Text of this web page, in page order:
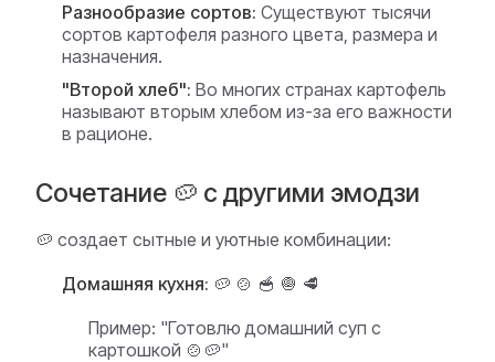
Разнообразие сортов: Существуют тысячи
сортов картофеля разного цвета, размера и
назначения.
"Второй хлеб": Во многих странах картофель
называют вторым хлебом из-за его важности
в рационе.
Сочетание 🥔 с другими эмодзи
🥔 создает сытные и уютные комбинации:
Домашняя кухня: 🥔 🍲 🥣 🧅 🥩
Пример: "Готовлю домашний суп с
картошкой 🍲🥔"